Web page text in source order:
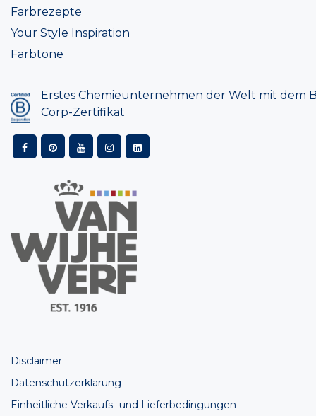
Farbrezepte
Your Style Inspiration
Farbtöne
Erstes Chemieunternehmen der Welt mit dem
Corp-Zertifikat
Disclaimer
Datenschutzerklärung
Einheitliche Verkaufs- und Lieferbedingungen